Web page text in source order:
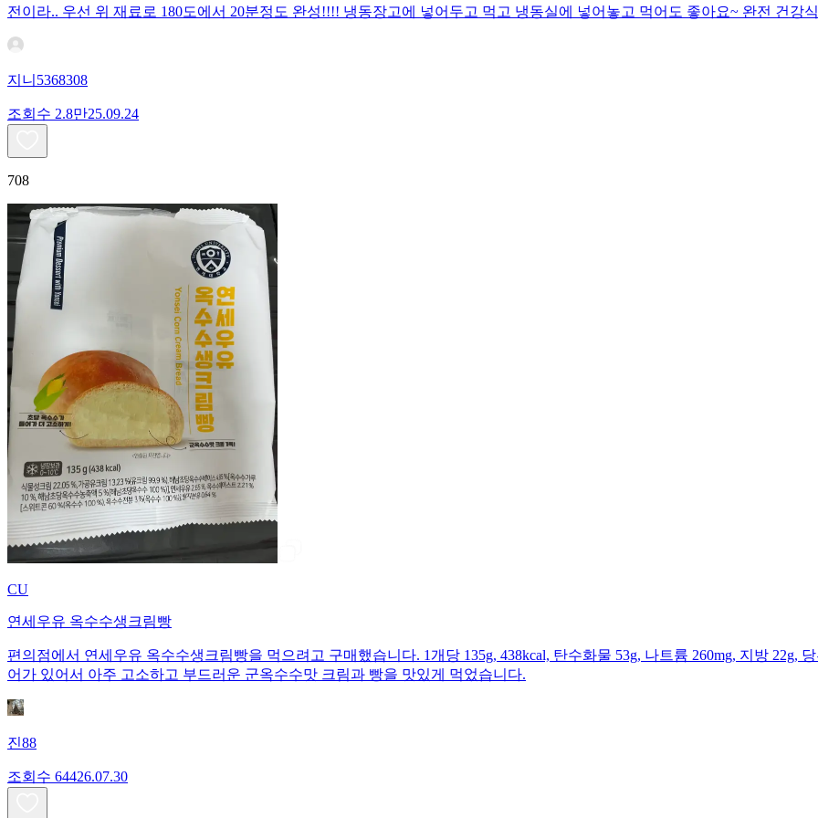
전이라.. 우선 위 재료로 180도에서 20분정도 완성!!!! 냉동장고에 넣어두고 먹고 냉동실에 넣어놓고 먹어도 좋아요~ 완전 건강
지니5368308
조회수 2.8만25.09.24
708
CU
연세우유 옥수수생크림빵
편의점에서 연세우유 옥수수생크림빵을 먹으려고 구매했습니다. 1개당 135g, 438kcal, 탄수화물 53g, 나트륨 260mg, 지방 22g,
어가 있어서 아주 고소하고 부드러운 군옥수수맛 크림과 빵을 맛있게 먹었습니다.
진88
조회수 64426.07.30